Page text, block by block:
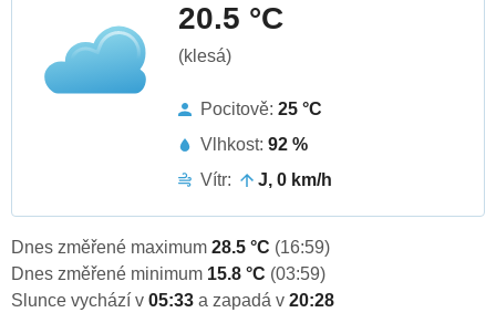
20.5 °C
(klesá)
Pocitově: 25 °C
Vlhkost: 92 %
Vítr:
J, 0 km/h
Dnes změřené maximum 28.5 °C (16:59)
Dnes změřené minimum 15.8 °C (03:59)
Slunce vychází v 05:33 a zapadá v 20:28